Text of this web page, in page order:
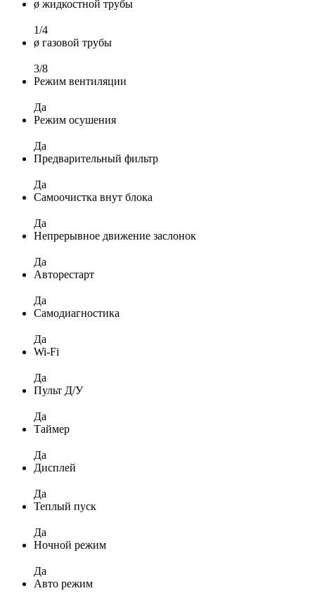
ø жидкостной трубы
1/4
ø газовой трубы
3/8
Режим вентиляции
Да
Режим осушения
Да
Предварительный фильтр
Да
Самоочистка внут блока
Да
Непрерывное движение заслонок
Да
Авторестарт
Да
Самодиагностика
Да
Wi-Fi
Да
Пульт Д/У
Да
Таймер
Да
Дисплей
Да
Теплый пуск
Да
Ночной режим
Да
Авто режим